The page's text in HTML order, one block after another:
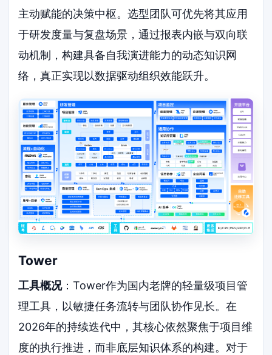
主动赋能的决策中枢。选型团队可优先将其应用
于研发度量与复盘场景，通过报表内嵌与双向联
动机制，构建具备自我演进能力的动态知识网
络，真正实现以数据驱动组织效能跃升。
Tower
工具概况：Tower作为国内老牌的轻量级项目管
理工具，以敏捷任务流转与团队协作见长。在
2026年的持续迭代中，其核心依然聚焦于项目维
度的执行推进，而非底层知识体系的构建。对于